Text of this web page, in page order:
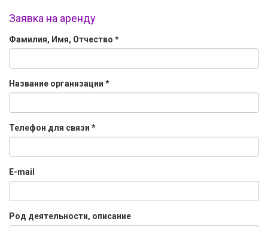
Заявка на аренду
Фамилия, Имя, Отчество *
Название организации *
Телефон для связи *
E-mail
Род деятельности, описание